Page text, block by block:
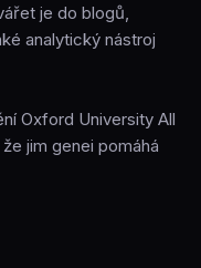
je do blogů,
analytický nástroj
Oxford University All
jim genei pomáhá